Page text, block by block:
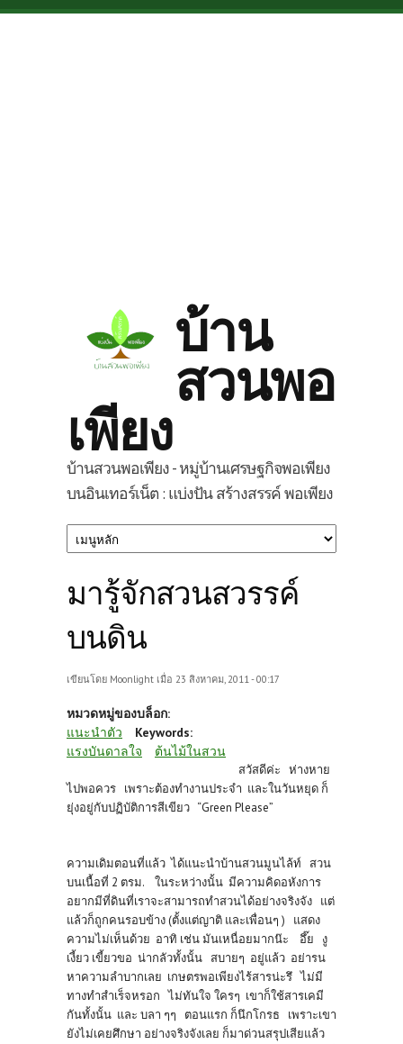
Skip to main content
บ้าน
สวนพอ
เพียง
บ้านสวนพอเพียง - หมู่บ้านเศรษฐกิจพอเพียง
บนอินเทอร์เน็ต : แบ่งปัน สร้างสรรค์ พอเพียง
มารู้จักสวนสวรรค์
บนดิน
เขียนโดย Moonlight เมื่อ 23 สิงหาคม, 2011 - 00:17
หมวดหมู่ของบล็อก:
แนะนำตัว
Keywords:
แรงบันดาลใจ
ต้นไม้ในสวน
สวัสดีค่ะ ห่างหาย
ไปพอควร เพราะต้องทำงานประจำ และในวันหยุด ก็
ยุ่งอยู่กับปฏิบัติการสีเขียว “Green Please”
ความเดิมตอนที่แล้ว ได้แนะนำบ้านสวนมูนไล้ท์ สวน
บนเนื้อที่ 2 ตรม. ในระหว่างนั้น มีความคิดอหังการ
อยากมีที่ดินที่เราจะสามารถทำสวนได้อย่างจริงจัง แต่
แล้วก็ถูกคนรอบข้าง (ตั้งแต่ญาติ และเพื่อนๆ ) แสดง
ความไม่เห็นด้วย อาทิ เช่น มันเหนื่อยมากน๊ะ อึ๊ย งู
เงี้ยว เขี้ยวขอ น่ากลัวทั้งนั้น สบายๆ อยู่แล้ว อย่ารน
หาความลำบากเลย เกษตรพอเพียงไร้สารน่ะรึ ไม่มี
ทางทำสำเร็จหรอก ไม่ทันใจ ใครๆ เขาก็ใช้สารเคมี
กันทั้งนั้น และ บลา ๆๆ ตอนแรก ก็นึกโกรธ เพราะเขา
ยังไม่เคยศึกษา อย่างจริงจังเลย ก็มาด่วนสรุปเสียแล้ว